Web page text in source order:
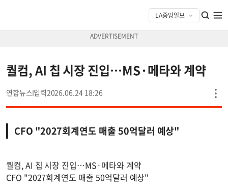
퀄컴, AI 칩 시장 진입…MS·메타와 계약
연합뉴스 2026.06.24 18:26
CFO "2027회계연도 매출 50억달러 예상"
퀄컴, AI 칩 시장 진입…MS·메타와 계약
CFO "2027회계연도 매출 50억달러 예상"